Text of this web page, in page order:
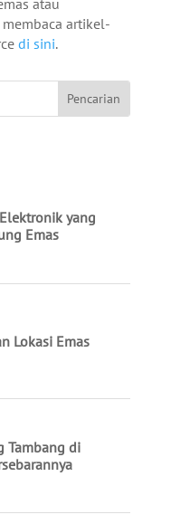
artikel-
di sini.